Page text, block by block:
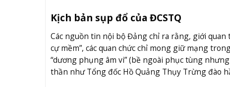
Kịch bản sụp đổ của ĐCSTQ
Các nguồn tin nội bộ Đảng chỉ ra rằng, giới
cự mềm”, các quan chức chỉ mong giữ mạng
“dương phụng âm vi” (bề ngoài phục tùng
thần như Tổng đốc Hồ Quảng Thụy Trừng đào